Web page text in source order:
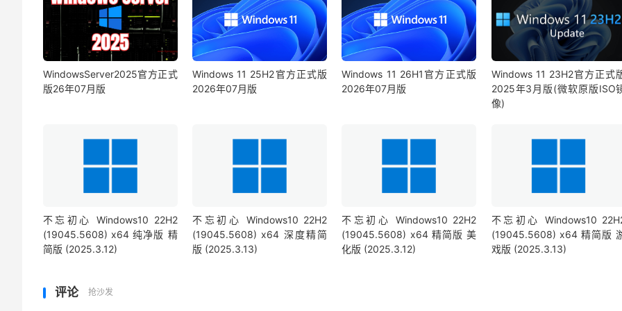
WindowsServer2025官方正式
版26年07月版
Windows 11 25H2官方正式版
2026年07月版
Windows 11 26H1官方正式版
2026年07月版
Windows 11 23H2官方正式
2025年3月版(微软原版ISO
像)
不忘初心 Windows10 22H2
(19045.5608) x64 纯净版 精
简版 (2025.3.12)
不忘初心 Windows10 22H2
(19045.5608) x64 深度精简
版 (2025.3.13)
不忘初心 Windows10 22H2
(19045.5608) x64 精简版 美
化版 (2025.3.12)
不忘初心 Windows10
(19045.5608) x64 精简版
戏版 (2025.3.13)
评论 抢沙发